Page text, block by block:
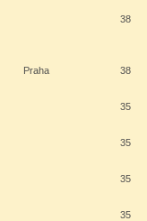
38
Praha 38
35
35
35
35